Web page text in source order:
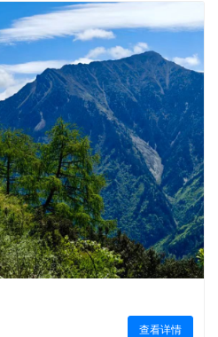
查看详情